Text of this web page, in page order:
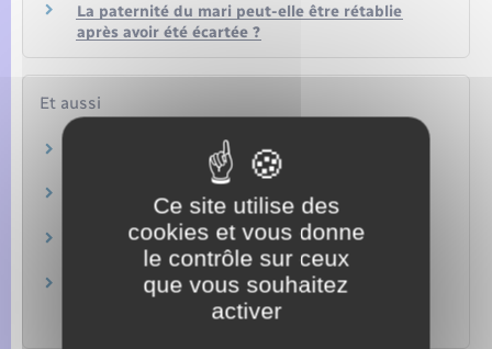
La paternité du mari peut-elle être rétablie
après avoir été écartée ?
Et aussi
Papiers – Citoyenneté – Élections
Autorité parentale
Famille – Scolarité
Santé de l'enfant
Social – Santé
Choix du nom de famille d'un enfant par son
Papiers – Citoyenneté – Élections
Ce site utilise des
cookies et vous donne
le contrôle sur ceux
que vous souhaitez
activer